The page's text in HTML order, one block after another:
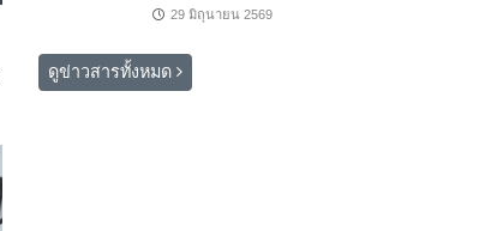
29 มิถุนายน 2569
ดูข่าวสารทั้งหมด